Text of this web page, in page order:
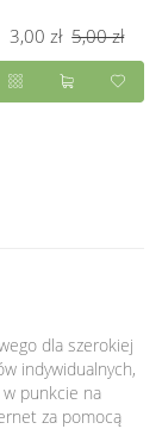
3,00 zł 5,00 zł
dla szerokiej
indywidualnych,
punkcie na
za pomocą